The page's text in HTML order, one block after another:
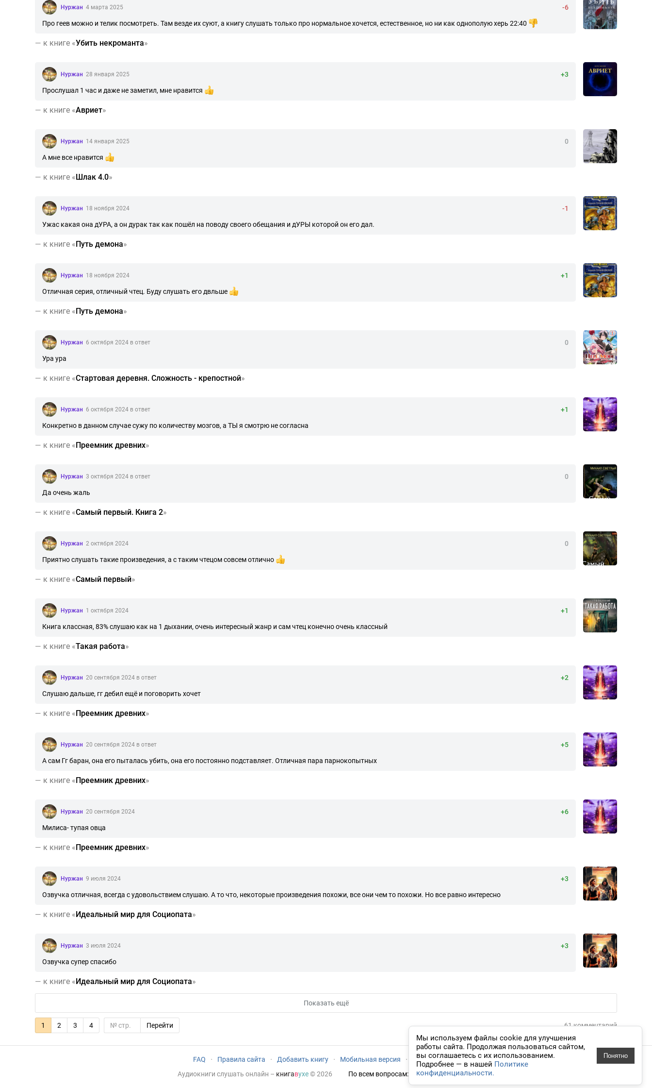
Мы используем файлы cookie для улучшения
работы сайта. Продолжая пользоваться сайтом,
вы соглашаетесь с их использованием.
Подробнее — в нашей Политике
конфиденциальности.
Понятно
-6
Нуржан 4 марта 2025
Про геев можно и телик посмотреть. Там везде их суют, а книгу слушать только про нормальное хочется, естественное, но ни как однополую херь 22:40
— к книге «Убить некроманта»
+3
Нуржан 28 января 2025
Прослушал 1 час и даже не заметил, мне нравится
— к книге «Авриет»
0
Нуржан 14 января 2025
А мне все нравится
— к книге «Шлак 4.0»
-1
Нуржан 18 ноября 2024
Ужас какая она дУРА, а он дурак так как пошёл на поводу своего обещания и дУРЫ которой он его дал.
— к книге «Путь демона»
+1
Нуржан 18 ноября 2024
Отличная серия, отличный чтец. Буду слушать его двльше
— к книге «Путь демона»
0
Нуржан 6 октября 2024 в ответ
Ура ура
— к книге «Стартовая деревня. Сложность - крепостной»
+1
Нуржан 6 октября 2024 в ответ
Конкретно в данном случае сужу по количеству мозгов, а ТЫ я смотрю не согласна
— к книге «Преемник древних»
0
Нуржан 3 октября 2024 в ответ
Да очень жаль
— к книге «Самый первый. Книга 2»
0
Нуржан 2 октября 2024
Приятно слушать такие произведения, а с таким чтецом совсем отлично
— к книге «Самый первый»
+1
Нуржан 1 октября 2024
Книга классная, 83% слушаю как на 1 дыхании, очень интересный жанр и сам чтец конечно очень классный
— к книге «Такая работа»
+2
Нуржан 20 сентября 2024 в ответ
Слушаю дальше, гг дебил ещё и поговорить хочет
— к книге «Преемник древних»
+5
Нуржан 20 сентября 2024 в ответ
А сам Гг баран, она его пыталась убить, она его постоянно подставляет. Отличная пара парнокопытных
— к книге «Преемник древних»
+6
Нуржан 20 сентября 2024
Милиса- тупая овца
— к книге «Преемник древних»
+3
Нуржан 9 июля 2024
Озвучка отличная, всегда с удовольствием слушаю. А то что, некоторые произведения похожи, все они чем то похожи. Но все равно интересно
— к книге «Идеальный мир для Социопата»
+3
Нуржан 3 июля 2024
Озвучка супер спасибо
— к книге «Идеальный мир для Социопата»
Показать ещё
61 комментарий
1 2 3 4 Перейти
FAQ · Правила сайта · Добавить книгу · Мобильная версия ·
Новый дизайн
Аудиокниги слушать онлайн – книгавухе© 2026 По всем вопросам: admin@knigavuhe.ru